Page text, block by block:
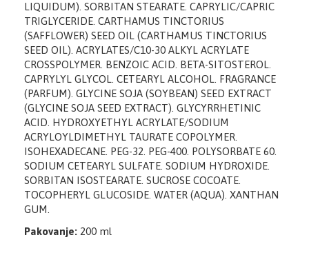
LIQUIDUM). SORBITAN STEARATE. CAPRYLIC/CAPRIC
TRIGLYCERIDE. CARTHAMUS TINCTORIUS
(SAFFLOWER) SEED OIL (CARTHAMUS TINCTORIUS
SEED OIL). ACRYLATES/C10-30 ALKYL ACRYLATE
CROSSPOLYMER. BENZOIC ACID. BETA-SITOSTEROL.
CAPRYLYL GLYCOL. CETEARYL ALCOHOL. FRAGRANCE
(PARFUM). GLYCINE SOJA (SOYBEAN) SEED EXTRACT
(GLYCINE SOJA SEED EXTRACT). GLYCYRRHETINIC
ACID. HYDROXYETHYL ACRYLATE/SODIUM
ACRYLOYLDIMETHYL TAURATE COPOLYMER.
ISOHEXADECANE. PEG-32. PEG-400. POLYSORBATE 60.
SODIUM CETEARYL SULFATE. SODIUM HYDROXIDE.
SORBITAN ISOSTEARATE. SUCROSE COCOATE.
TOCOPHERYL GLUCOSIDE. WATER (AQUA). XANTHAN
GUM.
Pakovanje: 200 ml